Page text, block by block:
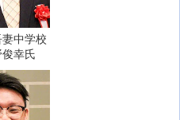
妻中学校
幸氏